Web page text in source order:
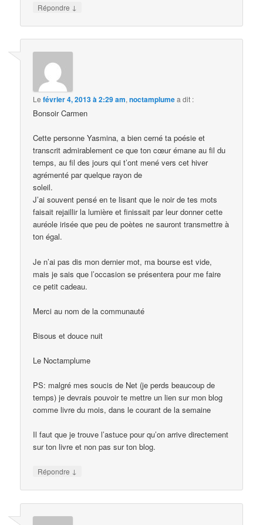
Répondre ↓
Lefévrier 4, 2013 à 2:29 am,noctamplumea dit :
Bonsoir Carmen
Cette personne Yasmina, a bien cerné ta poésie et
transcrit admirablement ce que ton cœur émane au fil du
temps, au fil des jours qui t’ont mené vers cet hiver
agrémenté par quelque rayon de
soleil.
J’ai souvent pensé en te lisant que le noir de tes mots
faisait rejaillir la lumière et finissait par leur donner cette
auréole irisée que peu de poètes ne sauront transmettre à
ton égal.
Je n’ai pas dis mon dernier mot, ma bourse est vide,
mais je sais que l’occasion se présentera pour me faire
ce petit cadeau.
Merci au nom de la communauté
Bisous et douce nuit
Le Noctamplume
PS: malgré mes soucis de Net (je perds beaucoup de
temps) je devrais pouvoir te mettre un lien sur mon blog
comme livre du mois, dans le courant de la semaine
Il faut que je trouve l’astuce pour qu’on arrive directement
sur ton livre et non pas sur ton blog.
Répondre ↓